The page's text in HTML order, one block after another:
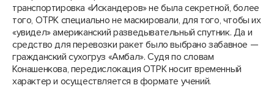
транспортировка «Искандеров» не была секретной, более
того, ОТРК специально не маскировали, для того, чтобы их
«увидел» американский разведывательный спутник. Да и
средство для перевозки ракет было выбрано забавное —
гражданский сухогруз «Амбал». Судя по словам
Конашенкова, передислокация ОТРК носит временный
характер и осуществляется в формате учений.